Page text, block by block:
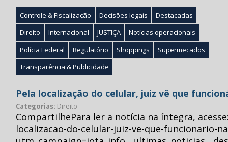
Controle & Fiscalização Decisões legais
Destacadas
Direito
Internacional JUSTIÇA
Notícias operacionais
Polícia Federal
Regulatório Shoppings
Supermecados
Transparência & Publicidade
Pela localização do celular, juiz vê que
Categorias: Direito
CompartilhePara ler a notícia na íntegra,
localizacao-do-celular-juiz-ve-que-funcionario-